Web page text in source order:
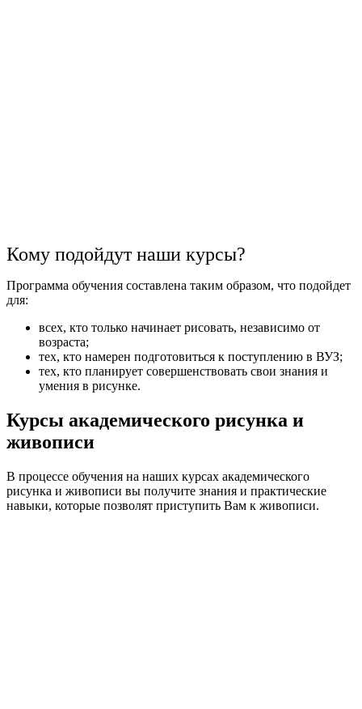
Кому подойдут наши курсы?
Программа обучения составлена таким образом, что подойдет
для:
всех, кто только начинает рисовать, независимо от
возраста;
тех, кто намерен подготовиться к поступлению в ВУЗ;
тех, кто планирует совершенствовать свои знания и
умения в рисунке.
Курсы академического рисунка и
живописи
В процессе обучения на наших курсах академического
рисунка и живописи вы получите знания и практические
навыки, которые позволят приступить Вам к живописи.